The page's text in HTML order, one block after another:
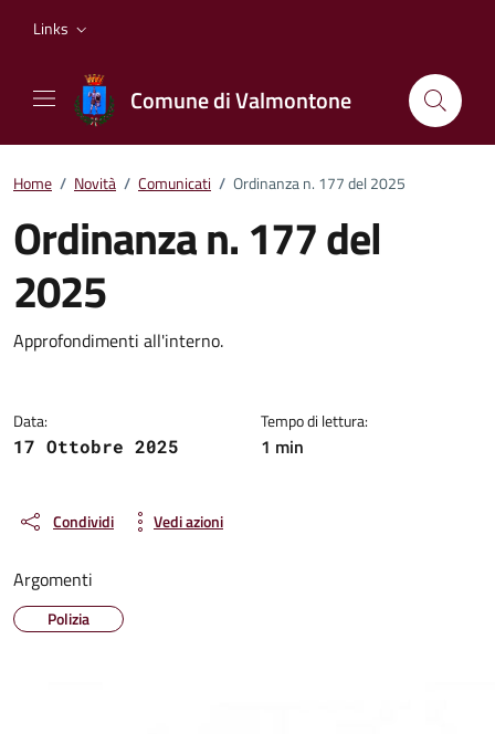
Links
Comune di Valmontone
Home / Novità / Comunicati / Ordinanza n. 177 del 2025
Ordinanza n. 177 del
2025
Dettagli della notizia
Approfondimenti all'interno.
Data:
17 Ottobre 2025
Tempo di lettura:
1 min
Condividi Vedi azioni
Argomenti
Polizia